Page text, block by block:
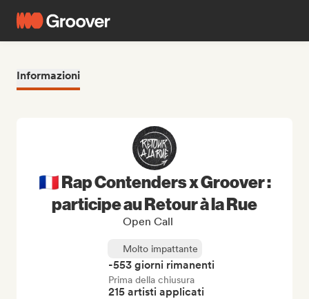
Informazioni
🇫🇷 Rap Contenders x Groover :
participe au Retour à la Rue
Open Call
Molto impattante
-553 giorni rimanenti
Prima della chiusura
215 artisti applicati